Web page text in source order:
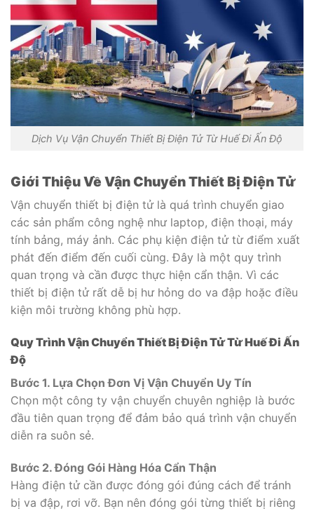
Dịch Vụ Vận Chuyển Thiết Bị Điện Tử Từ Huế Đi Ấn Độ
Giới Thiệu Về Vận Chuyển Thiết Bị Điện Tử
Vận chuyển thiết bị điện tử là quá trình chuyển giao
các sản phẩm công nghệ như laptop, điện thoại, máy
tính bảng, máy ảnh. Các phụ kiện điện tử từ điểm xuất
phát đến điểm đến cuối cùng. Đây là một quy trình
quan trọng và cần được thực hiện cẩn thận. Vì các
thiết bị điện tử rất dễ bị hư hỏng do va đập hoặc điều
kiện môi trường không phù hợp.
Quy Trình Vận Chuyển Thiết Bị Điện Tử Từ Huế Đi Ấn
Độ
Bước 1. Lựa Chọn Đơn Vị Vận Chuyển Uy Tín
Chọn một công ty vận chuyển chuyên nghiệp là bước
đầu tiên quan trọng để đảm bảo quá trình vận chuyển
diễn ra suôn sẻ.
Bước 2. Đóng Gói Hàng Hóa Cẩn Thận
Hàng điện tử cần được đóng gói đúng cách để tránh
bị va đập, rơi vỡ. Bạn nên đóng gói từng thiết bị riêng